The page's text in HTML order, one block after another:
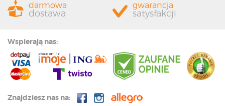
darmowa
dostawa
gwarancja
satysfakcji
Wspierają nas:
Znajdziesz nas na: